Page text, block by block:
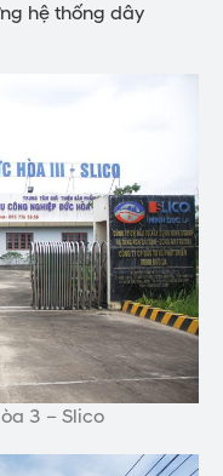
hệ thống dây
3 – Slico